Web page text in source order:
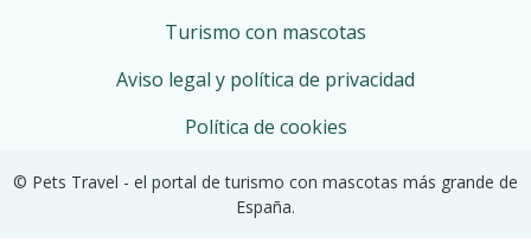
Turismo con mascotas
Aviso legal y política de privacidad
Política de cookies
© Pets Travel - el portal de turismo con mascotas más grande de
España.